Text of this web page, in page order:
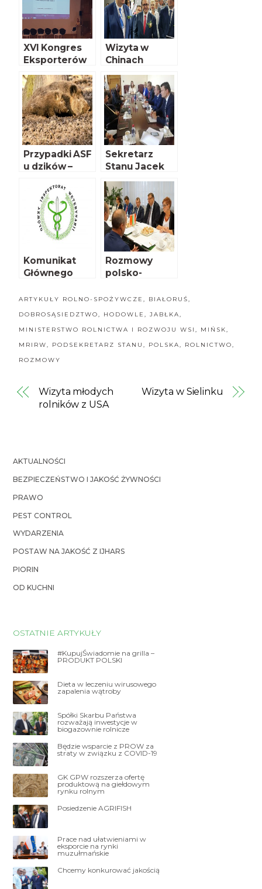
XVI Kongres
Eksporterów
Polskich
Wizyta w
Chinach
Przypadki ASF
u dzików –
Sekretarz
Stanu Jacek
Bogucki z
wizytą w USA
Komunikat
Głównego
Weterynarii
Rozmowy
polsko-
ARTYKUŁY ROLNO-SPOŻYWCZE, BIAŁORUŚ,
DOBROSĄSIEDZTWO, HODOWLE,JABŁKA,
MINISTERSTWO ROLNICTWA I ROZWOJU WSI, MIŃSK,
MRIRW, PODSEKRETARZ STANU, POLSKA, ROLNICTWO,
ROZMOWY
Wizyta młodych
rolników z USA
Wizyta w Sielinku
AKTUALNOŚCI
BEZPIECZEŃSTWO I JAKOŚĆ ŻYWNOŚCI
PRAWO
PEST CONTROL
WYDARZENIA
POSTAW NA JAKOŚĆ Z IJHARS
PIORIN
OD KUCHNI
OSTATNIE ARTYKUŁY
#KupujŚwiadomie na grilla –
PRODUKT POLSKI
Dieta w leczeniu wirusowego
zapalenia wątroby
Spółki Skarbu Państwa
rozważają inwestycje w
biogazownie rolnicze
Będzie wsparcie z PROW za
straty w związku z COVID-19
GK GPW rozszerza ofertę
produktową na giełdowym
rynku rolnym
Posiedzenie AGRIFISH
Prace nad ułatwieniami w
eksporcie na rynki
muzułmańskie
Chcemy konkurować jakością